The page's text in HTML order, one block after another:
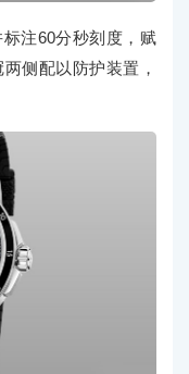
注60分秒刻度，赋
侧配以防护装置，